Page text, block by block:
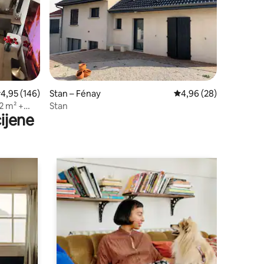
ocjena: 4,95/5, recenzija: 146
4,95 (146)
m² +
Stan – Fénay Prosječna ocjena:
4,96 (28)
Stan